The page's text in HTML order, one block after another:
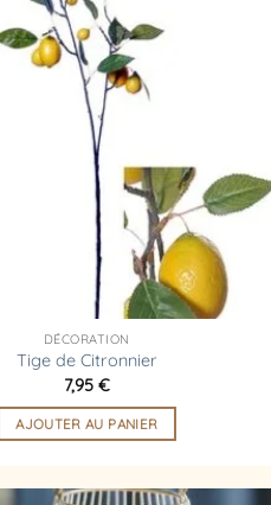
DÉCORATION
Tige de Citronnier
7,95 €
AJOUTER AU PANIER